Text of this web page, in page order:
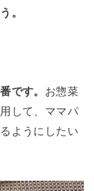
。
です。 お惣菜
して、ママパ
ようにしたい